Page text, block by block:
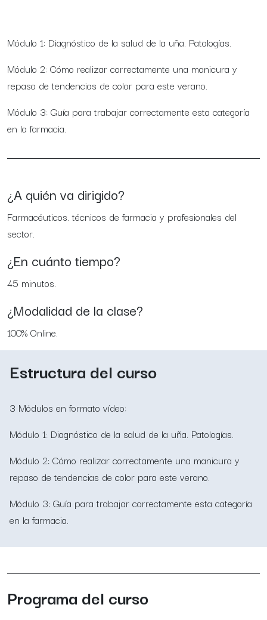
Módulo 1: Diagnóstico de la salud de la uña. Patologías.
Módulo 2: Cómo realizar correctamente una manicura y
repaso de tendencias de color para este verano.
Módulo 3: Guía para trabajar correctamente esta categoría
en la farmacia.
¿A quién va dirigido?
Farmacéuticos. técnicos de farmacia y profesionales del
sector.
¿En cuánto tiempo?
45 minutos.
¿Modalidad de la clase?
100% Online.
Estructura del curso
3 Módulos en formato vídeo:
Módulo 1: Diagnóstico de la salud de la uña. Patologías.
Módulo 2: Cómo realizar correctamente una manicura y
repaso de tendencias de color para este verano.
Módulo 3: Guía para trabajar correctamente esta categoría
en la farmacia.
Programa del curso